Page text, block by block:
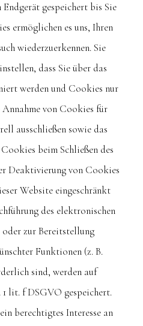
gespeichert bis Sie
ermöglichen es uns, Ihren
wiederzuerkennen. Sie
dass Sie über das
werden und Cookies nur
von Cookies für
ausschließen sowie das
beim Schließen des
Deaktivierung von Cookies
Website eingeschränkt
des elektronischen
zur Bereitstellung
Funktionen (z. B.
sind, werden auf
lit. f DSGVO gespeichert.
berechtigtes Interesse an